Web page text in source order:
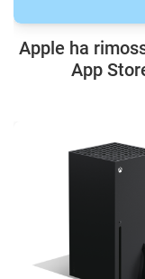
Apple ha
App